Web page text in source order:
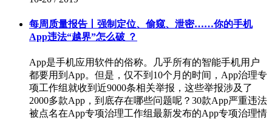
每周质量报告丨强制定位、偷窥、泄密……你的手机
App违法“越界”怎么破 ？
App是手机应用软件的俗称。几乎所有的智能手机用户
都要用到App。但是，仅不到10个月的时间，App治理专
项工作组就收到近9000条相关举报，这些举报涉及了
2000多款App，到底存在哪些问题呢？30款App严重违法
被点名在App专项治理工作组最新发布的App专项治理情